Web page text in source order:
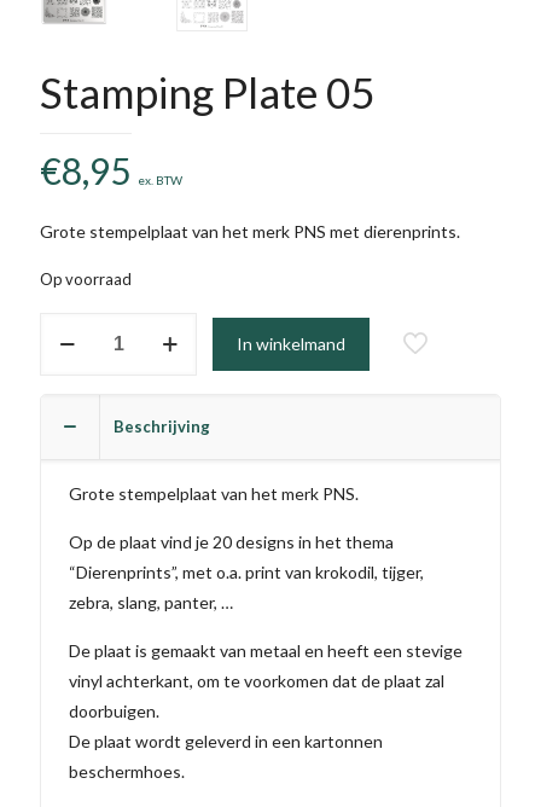
Stamping Plate 05
€8,95 ex. BTW
Grote stempelplaat van het merk PNS met dierenprints.
Op voorraad
In winkelmand
Beschrijving
Grote stempelplaat van het merk PNS.
Op de plaat vind je 20 designs in het thema
“Dierenprints”, met o.a. print van krokodil, tijger,
zebra, slang, panter, …
De plaat is gemaakt van metaal en heeft een stevige
vinyl achterkant, om te voorkomen dat de plaat zal
doorbuigen.
De plaat wordt geleverd in een kartonnen
beschermhoes.